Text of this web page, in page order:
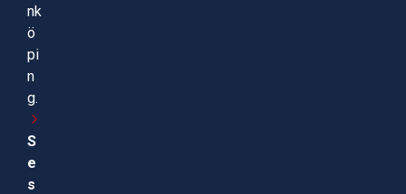
nk
ö
pi
n
g.
S
e
s